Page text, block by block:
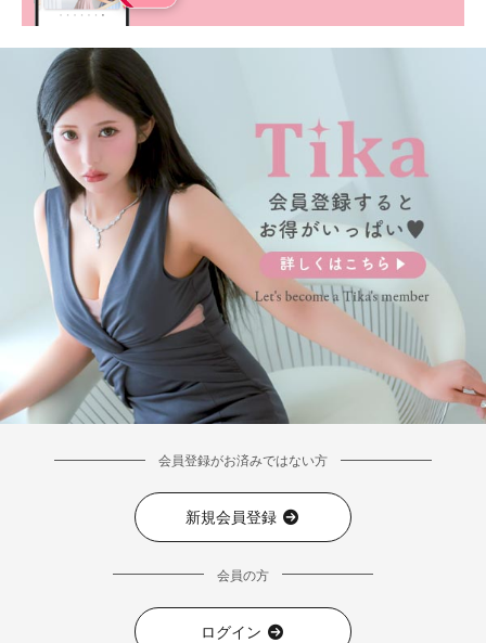
■カラーバリエーション
会員登録がお済みではない方
新規会員登録
会員の方
ログイン